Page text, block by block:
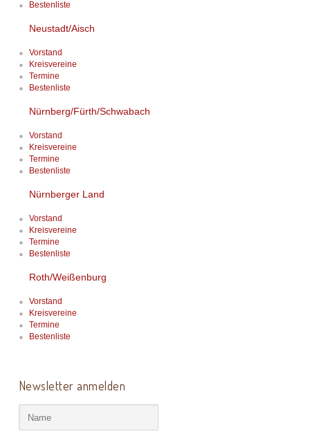
Bestenliste
Neustadt/Aisch
Vorstand
Kreisvereine
Termine
Bestenliste
Nürnberg/Fürth/Schwabach
Vorstand
Kreisvereine
Termine
Bestenliste
Nürnberger Land
Vorstand
Kreisvereine
Termine
Bestenliste
Roth/Weißenburg
Vorstand
Kreisvereine
Termine
Bestenliste
Newsletter anmelden